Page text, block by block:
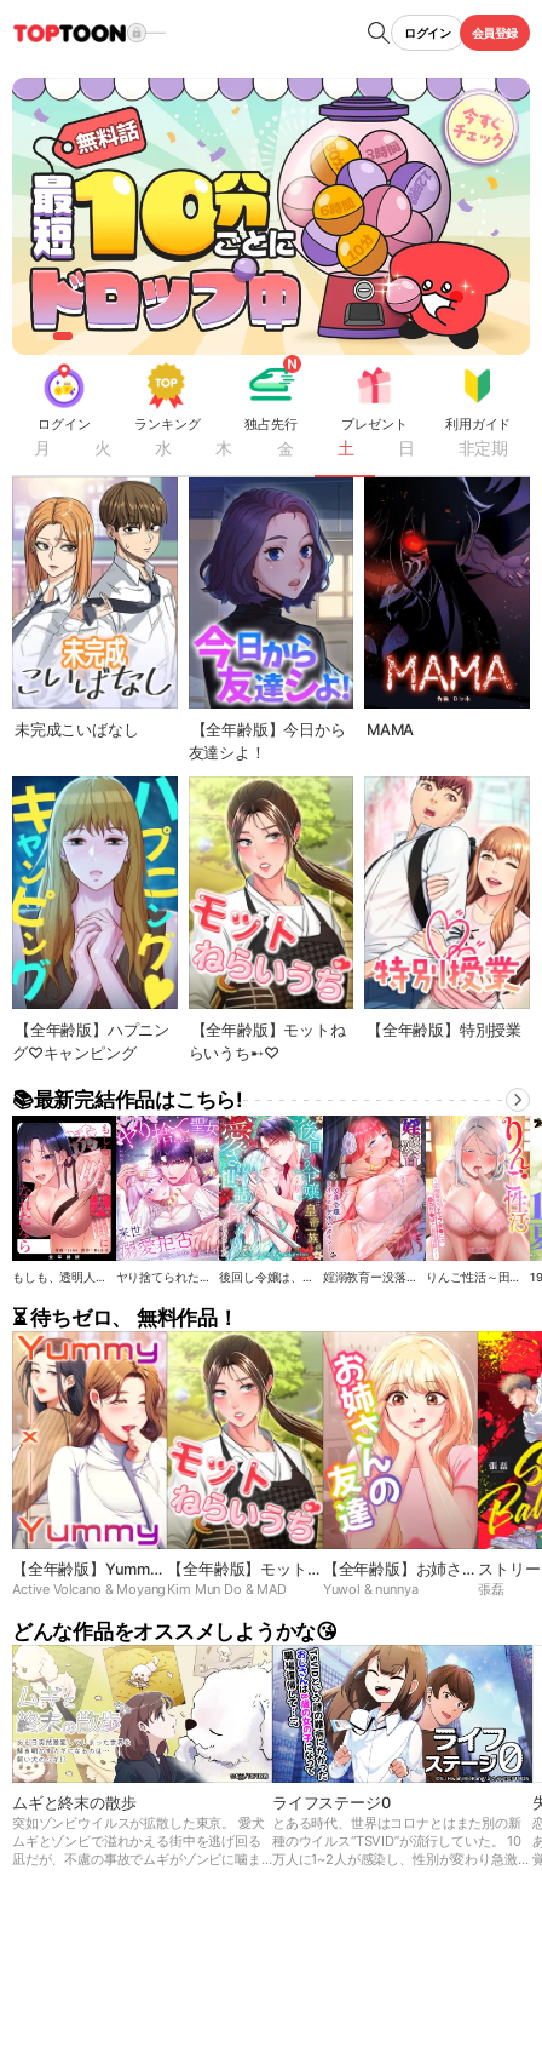
ログイン 会員登録
ログイン ランキング 独占先行 プレゼント 利用ガイド
月 火 水 木 金 土 日 非定期
未完成こいばなし
【全年齢版】今日から
友達シよ！
MAMA
【全年齢版】ハプニン
グ♡キャンピング
【全年齢版】モットね
らいうち➸♡
【全年齢版】特別授業
📚最新完結作品はこちら!
もしも、透明人間になれたなら【全年齢版】 ヤり捨てられた聖女は、来世では溺愛拒否することを誓います【タテヨミ】 後回し令嬢は、皇帝一族の愛され世話係になりました【タテヨミ】 婬溺教育ー没落令嬢 リオン・エーデルシュタインー【ソフト版】【フルカラー】【タテヨミ】 りんご性活～田舎育ちのエルフま●こは都会ち●ぽと相性抜群！【ソフト版】【フルカラー】【タテヨミ】
⏳ 待ちゼロ、 無料作品！
【全年齢版】Yummy
× Yummy
Active Volcano & Moyang
【全年齢版】モットね
らいうち➸♡
Kim Mun Do & MAD
【全年齢版】お姉さん
の友達
Yuwol & nunnya
ストリ
ーナ
張磊
どんな作品をオススメしようかな😘
ムギと終末の散歩
突如ゾンビウイルスが拡散した東京。 愛犬
ムギとゾンビで溢れかえる街中を逃げ回る
凪だが、不慮の事故でムギがゾンビに噛ま
ライフステージ0
とある時代、世界はコロナとはまた別の新
種のウイルス“TSVID”が流行していた。 10
万人に1~2人が感染し、性別が変わり急激に